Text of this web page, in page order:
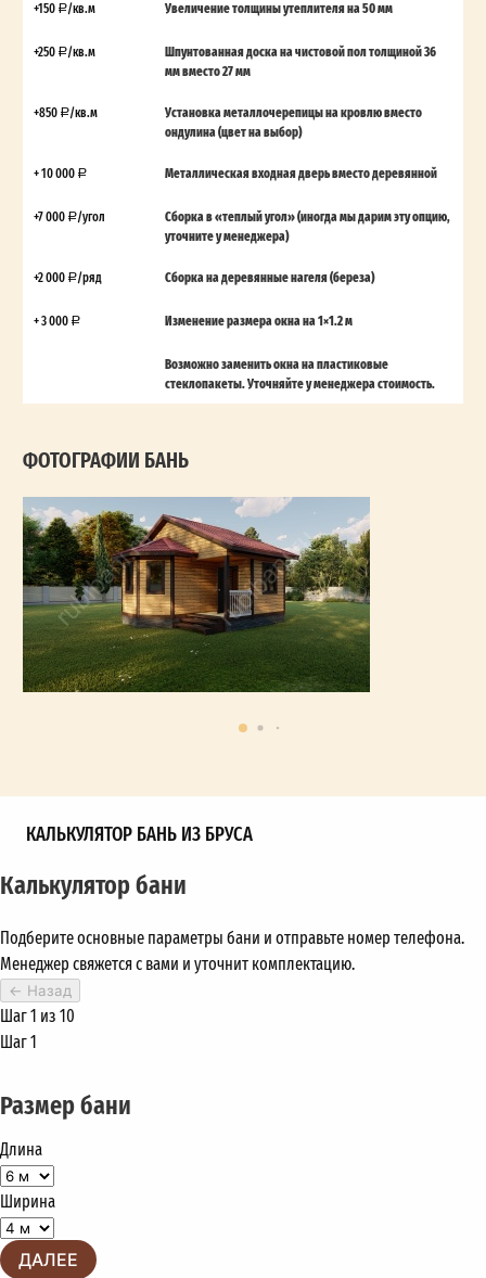
+150 /кв.м Увеличение толщины утеплителя на 50 мм
+250 /кв.м
Шпунтованная доска на чистовой пол толщиной 36
мм вместо 27 мм
+850 /кв.м
Установка металлочерепицы на кровлю вместо
ондулина (цвет на выбор)
+ 10 000 Металлическая входная дверь вместо деревянной
+7 000 /угол
Сборка в «теплый угол» (иногда мы дарим эту опцию,
уточните у менеджера)
+2 000 /ряд Сборка на деревянные нагеля (береза)
+ 3 000 Изменение размера окна на 1×1.2 м
Возможно заменить окна на пластиковые
стеклопакеты. Уточняйте у менеджера стоимость.
ФОТОГРАФИИ БАНЬ
КАЛЬКУЛЯТОР БАНЬ ИЗ БРУСА
Калькулятор бани
Подберите основные параметры бани и отправьте номер телефона.
Менеджер свяжется с вами и уточнит комплектацию.
← Назад
Шаг 1 из 10
Шаг 1
Размер бани
Длина
Ширина
ДАЛЕЕ